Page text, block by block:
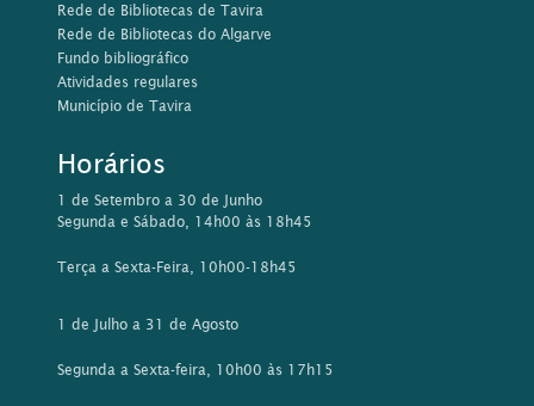
Rede de Bibliotecas de Tavira
Rede de Bibliotecas do Algarve
Fundo bibliográfico
Atividades regulares
Município de Tavira
Horários
1 de Setembro a 30 de Junho
Segunda e Sábado, 14h00 às 18h45
Terça a Sexta-Feira, 10h00-18h45
1 de Julho a 31 de Agosto
Segunda a Sexta-feira, 10h00 às 17h15